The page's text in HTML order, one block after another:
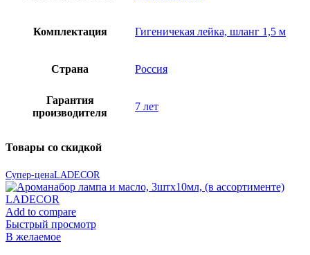
Комплектация Гигеничекая лейка, шланг 1,5 м
Страна Россия
Гарантия
производителя
7 лет
Товары со скидкой
Супер-ценаLADECOR
Add to compare
Быстрый просмотр
В желаемое